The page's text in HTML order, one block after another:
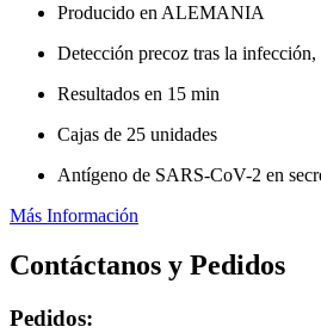
Producido en ALEMANIA
Detección precoz tras la infección,
Resultados en 15 min
Cajas de 25 unidades
Antígeno de SARS-CoV-2 en
Más Información
Contáctanos y Pedidos
Pedidos: